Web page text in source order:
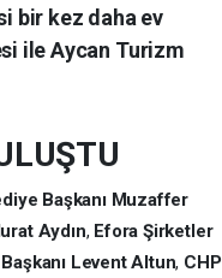
bir kez daha ev
ile Aycan Turizm
Başkanı Muzaffer
Aydın, Efora Şirketler
Levent Altun, CHP